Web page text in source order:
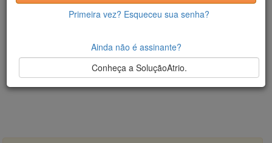
Primeira vez? Esqueceu sua senha?
Ainda não é assinante?
Conheça a SoluçãoAtrio.